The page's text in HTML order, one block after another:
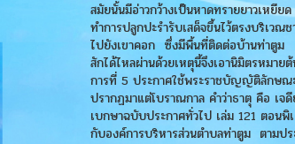
สมัยนั้นมีอ่าวกว้างเป็นหาดทรายยาวเหยี
ทำการปลูกปะรำรับเสด็จขึ้นไว้ตรงบริเว
ไปยังเขาคอก ซึ่งมีพื้นที่ติดต่อบ้านท่าตูม
สักได้ไหลผ่านด้วยเหตุนี้จึงเอานิมิตรหม
การที่ 5 ประกาศใช้พระราชบัญญัติลักษณ
ปรากฏมาแต่โบราณกาล คำว่าธาตุ คือ เจ
เบกษาฉบับประกาศทั่วไป เล่ม 121 ตอน
กับองค์การบริหารส่วนตำบลท่าตูม ตามป